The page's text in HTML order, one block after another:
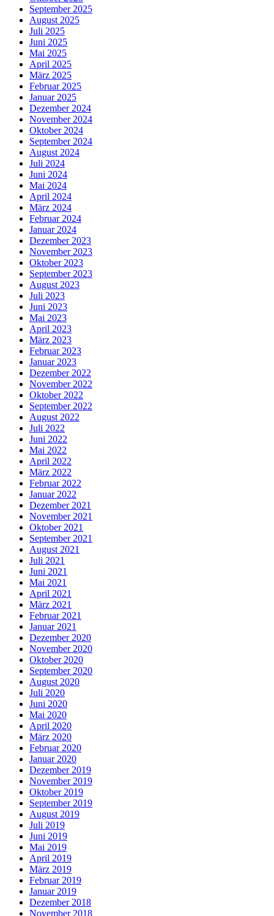
September 2025
August 2025
Juli 2025
Juni 2025
Mai 2025
April 2025
März 2025
Februar 2025
Januar 2025
Dezember 2024
November 2024
Oktober 2024
September 2024
August 2024
Juli 2024
Juni 2024
Mai 2024
April 2024
März 2024
Februar 2024
Januar 2024
Dezember 2023
November 2023
Oktober 2023
September 2023
August 2023
Juli 2023
Juni 2023
Mai 2023
April 2023
März 2023
Februar 2023
Januar 2023
Dezember 2022
November 2022
Oktober 2022
September 2022
August 2022
Juli 2022
Juni 2022
Mai 2022
April 2022
März 2022
Februar 2022
Januar 2022
Dezember 2021
November 2021
Oktober 2021
September 2021
August 2021
Juli 2021
Juni 2021
Mai 2021
April 2021
März 2021
Februar 2021
Januar 2021
Dezember 2020
November 2020
Oktober 2020
September 2020
August 2020
Juli 2020
Juni 2020
Mai 2020
April 2020
März 2020
Februar 2020
Januar 2020
Dezember 2019
November 2019
Oktober 2019
September 2019
August 2019
Juli 2019
Juni 2019
Mai 2019
April 2019
März 2019
Februar 2019
Januar 2019
Dezember 2018
November 2018